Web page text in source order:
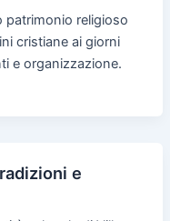
patrimonio religioso
cristiane ai giorni
e organizzazione.
e